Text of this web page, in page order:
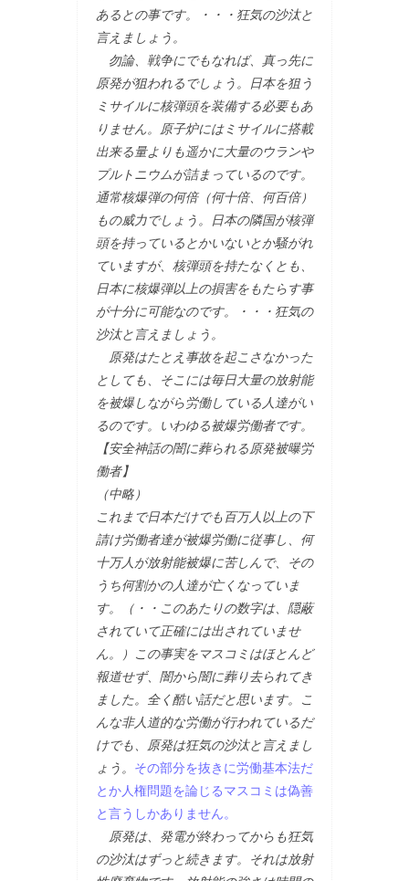
あるとの事です。・・・狂気の沙汰と
言えましょう。
勿論、戦争にでもなれば、真っ先に
原発が狙われるでしょう。日本を狙う
ミサイルに核弾頭を装備する必要もあ
りません。原子炉にはミサイルに搭載
出来る量よりも遥かに大量のウランや
プルトニウムが詰まっているのです。
通常核爆弾の何倍（何十倍、何百倍）
もの威力でしょう。日本の隣国が核弾
頭を持っているとかいないとか騒がれ
ていますが、核弾頭を持たなくとも、
日本に核爆弾以上の損害をもたらす事
が十分に可能なのです。・・・狂気の
沙汰と言えましょう。
原発はたとえ事故を起こさなかった
としても、そこには毎日大量の放射能
を被爆しながら労働している人達がい
るのです。いわゆる被爆労働者です。
【安全神話の闇に葬られる原発被曝労
働者】
（中略）
これまで日本だけでも百万人以上の下
請け労働者達が被爆労働に従事し、何
十万人が放射能被爆に苦しんで、その
うち何割かの人達が亡くなっていま
す。（・・このあたりの数字は、隠蔽
されていて正確には出されていませ
ん。）この事実をマスコミはほとんど
報道せず、闇から闇に葬り去られてき
ました。全く酷い話だと思います。こ
んな非人道的な労働が行われているだ
けでも、原発は狂気の沙汰と言えまし
ょう。 その部分を抜きに労働基本法だ
とか人権問題を論じるマスコミは偽善
と言うしかありません。
原発は、発電が終わってからも狂気
の沙汰はずっと続きます。それは放射